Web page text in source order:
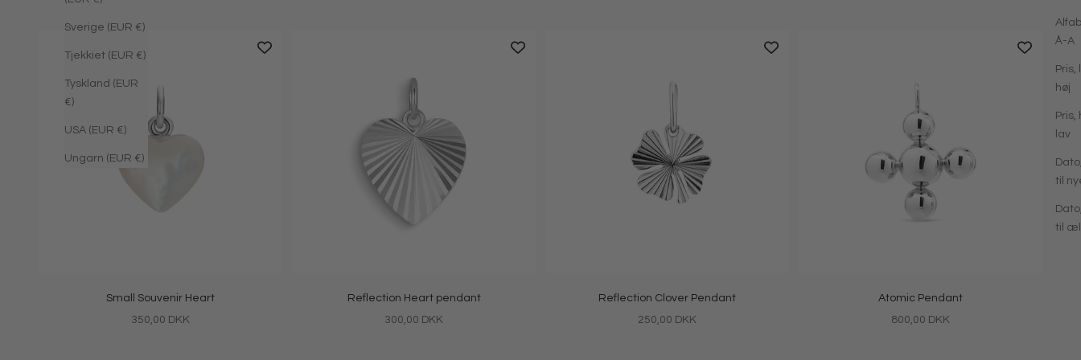
Sverige (EUR €)
Tjekkiet (EUR €)
Tyskland (EUR
€)
USA (EUR €)
Ungarn (EUR €)
Å-A
Pris,
høj
Pris,
lav
til
til
Small Souvenir Heart
Salgspris
350,00 DKK
Reflection Heart pendant
Salgspris
300,00 DKK
Reflection Clover Pendant
Salgspris
250,00 DKK
Atomic Pendant
Salgspris
800,00 DKK